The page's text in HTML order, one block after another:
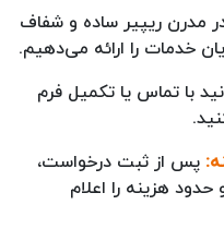
مدرن ریپیر ساده و شفاف
خدمات را ارائه می‌دهیم.
با تماس یا تکمیل فرم
پس از ثبت درخواست،
هزینه را اعلام